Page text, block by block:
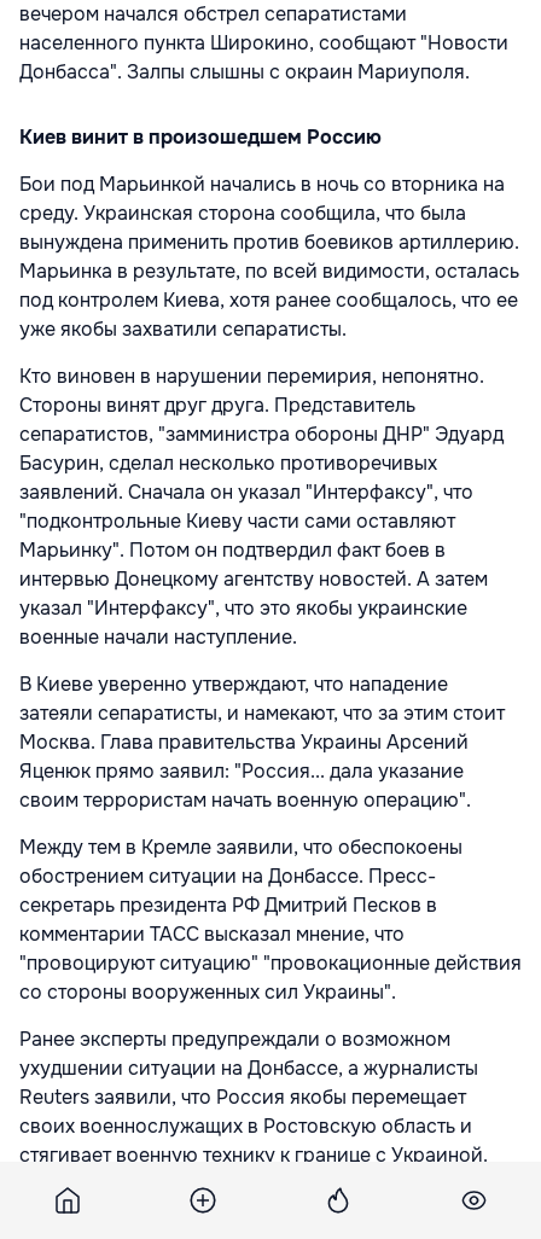
вечером начался обстрел сепаратистами
населенного пункта Широкино, сообщают "Новости
Донбасса". Залпы слышны с окраин Мариуполя.
Киев винит в произошедшем Россию
Бои под Марьинкой начались в ночь со вторника на
среду. Украинская сторона сообщила, что была
вынуждена применить против боевиков артиллерию.
Марьинка в результате, по всей видимости, осталась
под контролем Киева, хотя ранее сообщалось, что ее
уже якобы захватили сепаратисты.
Кто виновен в нарушении перемирия, непонятно.
Стороны винят друг друга. Представитель
сепаратистов, "замминистра обороны ДНР" Эдуард
Басурин, сделал несколько противоречивых
заявлений. Сначала он указал "Интерфаксу", что
"подконтрольные Киеву части сами оставляют
Марьинку". Потом он подтвердил факт боев в
интервью Донецкому агентству новостей. А затем
указал "Интерфаксу", что это якобы украинские
военные начали наступление.
В Киеве уверенно утверждают, что нападение
затеяли сепаратисты, и намекают, что за этим стоит
Москва. Глава правительства Украины Арсений
Яценюк прямо заявил: "Россия... дала указание
своим террористам начать военную операцию".
Между тем в Кремле заявили, что обеспокоены
обострением ситуации на Донбассе. Пресс-
секретарь президента РФ Дмитрий Песков в
комментарии ТАСС высказал мнение, что
"провоцируют ситуацию" "провокационные действия
со стороны вооруженных сил Украины".
Ранее эксперты предупреждали о возможном
ухудшении ситуации на Донбассе, а журналисты
Reuters заявили, что Россия якобы перемещает
своих военнослужащих в Ростовскую область и
стягивает военную технику к границе с Украиной.
В ОБСЕ указывали на то, что грузовики стали чаще
пересекать российско-украинскую границу.